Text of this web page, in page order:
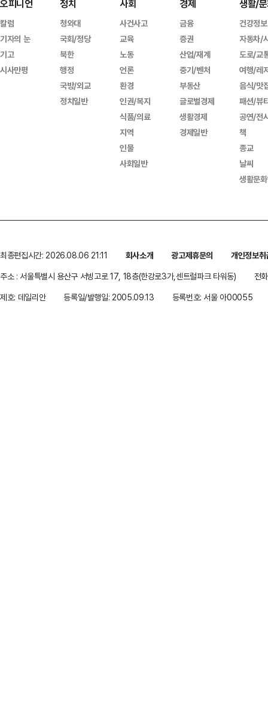
오피니언
칼럼
기자의 눈
기고
시사만평
정치
청와대
국회/정당
북한
행정
국방/외교
정치일반
사회
사건사고
교육
노동
언론
환경
인권/복지
식품/의료
지역
인물
사회일반
경제
금융
증권
산업/재계
중기/벤처
부동산
글로벌경제
생활경제
경제일반
생활/
건강정보
자동차/
도로/교
여행/레
음식/맛
패션/뷰
공연/전
책
종교
날씨
생활문
최종편집시간: 2026.08.06 21:11 회사소개 광고제휴문의
개인정보
주소 : 서울특별시 용산구 서빙고로 17, 18층(한강로3가,센트럴파크 타워동)
전
제호: 데일리안
등록일/발행일: 2005.09.13 등록번호: 서울 아00055